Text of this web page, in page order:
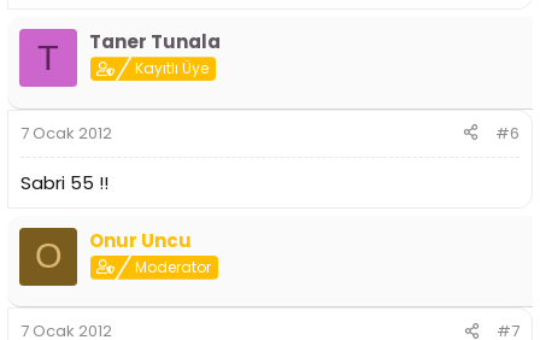
T Taner Tunala
Kayıtlı Üye
7 Ocak 2012 #6
Sabri 55 !!
O Onur Uncu
Moderator
7 Ocak 2012 #7